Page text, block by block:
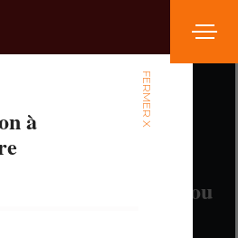
4.0 : pertes, gains ou
?
FERMER X
à